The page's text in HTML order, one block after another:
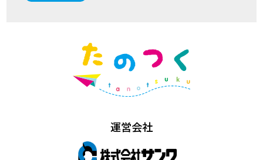
運営会社